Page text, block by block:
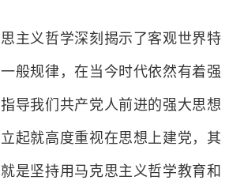
义哲学深刻揭示了客观世界特
般规律，在当今时代依然有着强
导我们共产党人前进的强大思想
起就高度重视在思想上建党，其
是坚持用马克思主义哲学教育和